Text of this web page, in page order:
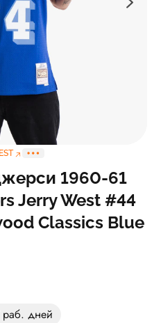
1960-61
Jerry West #44
Classics Blue
раб. дней